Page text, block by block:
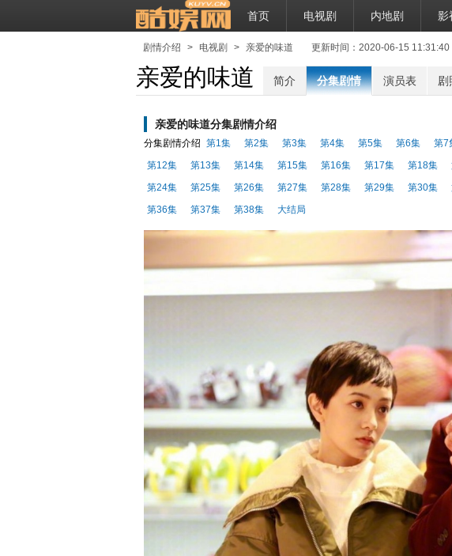
首页 电视剧 内地剧 影
剧情介绍 > 电视剧 > 亲爱的味道 更新时间：2020-06-15 11:31:40
亲爱的味道 简介 分集剧情 演员表 剧
亲爱的味道分集剧情介绍
分集剧情介绍 第1集 第2集 第3集 第4集 第5集 第6集 第7
第12集
第13集 第14集 第15集 第16集 第17集 第18集
第24集
第25集 第26集 第27集 第28集 第29集 第30集
第36集
第37集 第38集 大结局